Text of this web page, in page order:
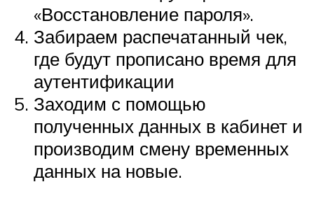
«Восстановление пароля».
Забираем распечатанный чек,
где будут прописано время для
аутентификации
Заходим с помощью
полученных данных в кабинет и
производим смену временных
данных на новые.